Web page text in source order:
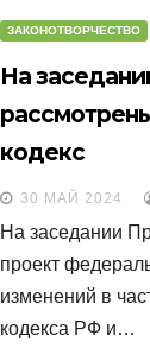
ЗАКОНОТВОРЧЕСТВО
На
кодекс
30 МАЙ 2024
На заседании
проект
изменений в
кодекса РФ и…